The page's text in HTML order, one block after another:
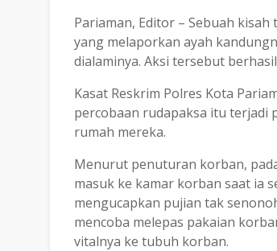
Pariaman, Editor – Sebuah
yang melaporkan ayah
dialaminya. Aksi tersebut
Kasat Reskrim Polres Kota
percobaan rudapaksa itu terjadi
rumah mereka.
Menurut penuturan korban,
masuk ke kamar korban saat ia
mengucapkan pujian tak
mencoba melepas pakaian
vitalnya ke tubuh korban.